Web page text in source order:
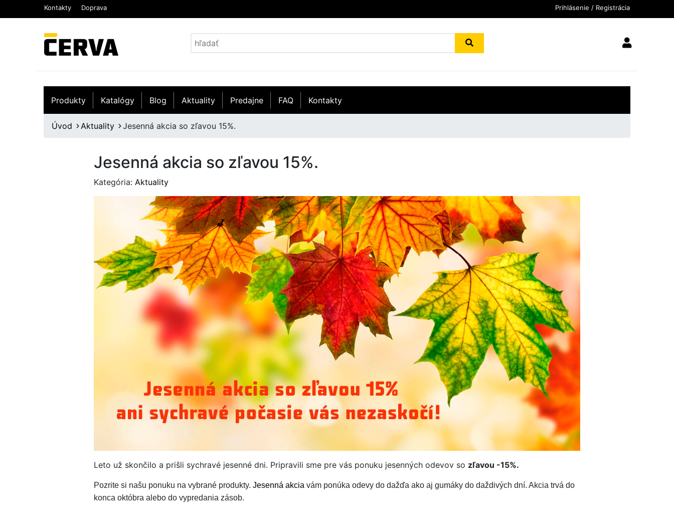
Kontakty Doprava Prihlásenie / Registrácia
Produkty Katalógy Blog Aktuality Predajne FAQ Kontakty
Úvod Aktuality Jesenná akcia so zľavou 15%.
Jesenná akcia so zľavou 15%.
Kategória: Aktuality
Leto už skončilo a prišli sychravé jesenné dni. Pripravili sme pre vás ponuku jesenných odevov so zľavou -15%.
Pozrite si našu ponuku na vybrané produkty. Jesenná akcia vám ponúka odevy do dažďa ako aj gumáky do daždivých dní. Akcia trvá do
konca októbra alebo do vypredania zásob.